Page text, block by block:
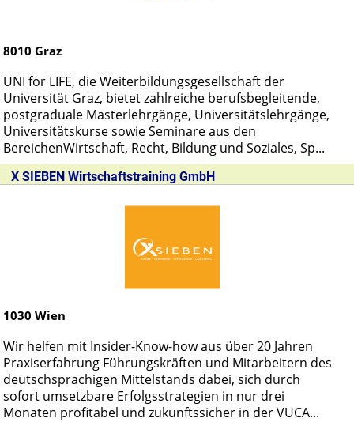
8010 Graz
UNI for LIFE, die Weiterbildungsgesellschaft der
Universität Graz, bietet zahlreiche berufsbegleitende,
postgraduale Masterlehrgänge, Universitätslehrgänge,
Universitätskurse sowie Seminare aus den
BereichenWirtschaft, Recht, Bildung und Soziales, Sp...
X SIEBEN Wirtschaftstraining GmbH
1030 Wien
Wir helfen mit Insider-Know-how aus über 20 Jahren
Praxiserfahrung Führungskräften und Mitarbeitern des
deutschsprachigen Mittelstands dabei, sich durch
sofort umsetzbare Erfolgsstrategien in nur drei
Monaten profitabel und zukunftssicher in der VUCA...